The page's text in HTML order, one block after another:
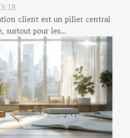
client est un pilier central
surtout pour les...